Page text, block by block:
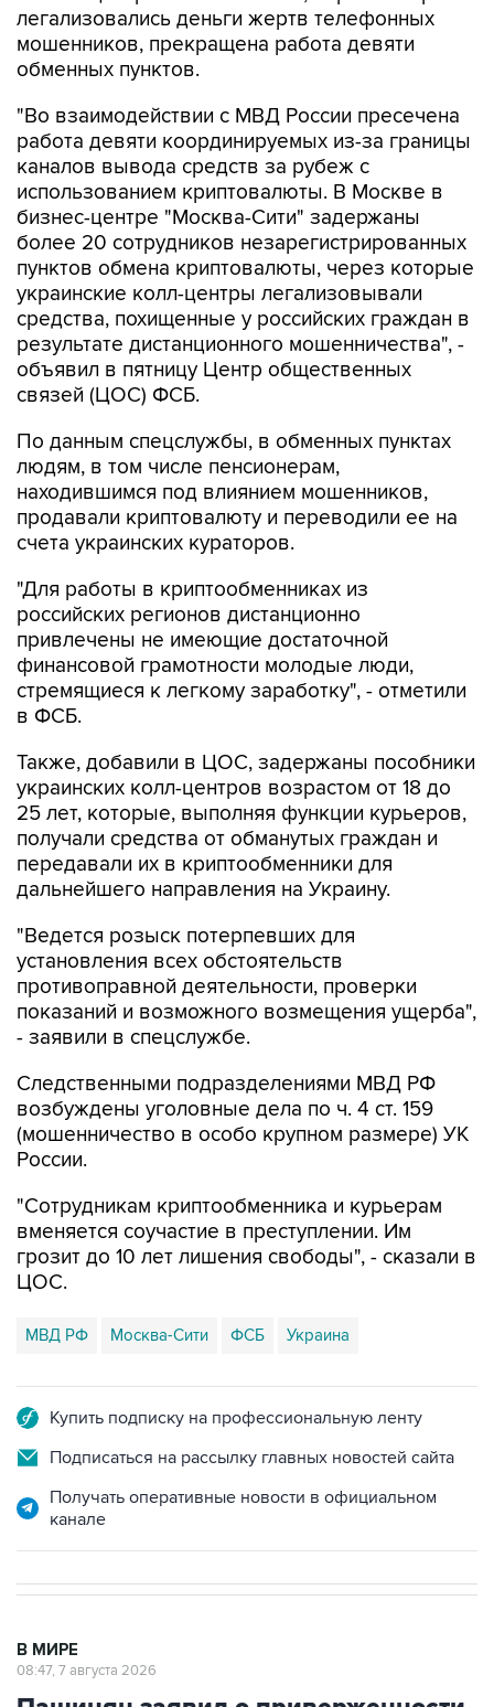
легализовались деньги жертв телефонных
мошенников, прекращена работа девяти
обменных пунктов.
"Во взаимодействии с МВД России пресечена
работа девяти координируемых из-за границы
каналов вывода средств за рубеж с
использованием криптовалюты. В Москве в
бизнес-центре "Москва-Сити" задержаны
более 20 сотрудников незарегистрированных
пунктов обмена криптовалюты, через которые
украинские колл-центры легализовывали
средства, похищенные у российских граждан в
результате дистанционного мошенничества", -
объявил в пятницу Центр общественных
связей (ЦОС) ФСБ.
По данным спецслужбы, в обменных пунктах
людям, в том числе пенсионерам,
находившимся под влиянием мошенников,
продавали криптовалюту и переводили ее на
счета украинских кураторов.
"Для работы в криптообменниках из
российских регионов дистанционно
привлечены не имеющие достаточной
финансовой грамотности молодые люди,
стремящиеся к легкому заработку", - отметили
в ФСБ.
Также, добавили в ЦОС, задержаны пособники
украинских колл-центров возрастом от 18 до
25 лет, которые, выполняя функции курьеров,
получали средства от обманутых граждан и
передавали их в криптообменники для
дальнейшего направления на Украину.
"Ведется розыск потерпевших для
установления всех обстоятельств
противоправной деятельности, проверки
показаний и возможного возмещения ущерба",
- заявили в спецслужбе.
Следственными подразделениями МВД РФ
возбуждены уголовные дела по ч. 4 ст. 159
(мошенничество в особо крупном размере) УК
России.
"Сотрудникам криптообменника и курьерам
вменяется соучастие в преступлении. Им
грозит до 10 лет лишения свободы", - сказали в
ЦОС.
МВД РФ Москва-Сити ФСБ Украина
Купить подписку на профессиональную ленту
Подписаться на рассылку главных новостей сайта
Получать оперативные новости в официальном
канале
В МИРЕ
08:47, 7 августа 2026